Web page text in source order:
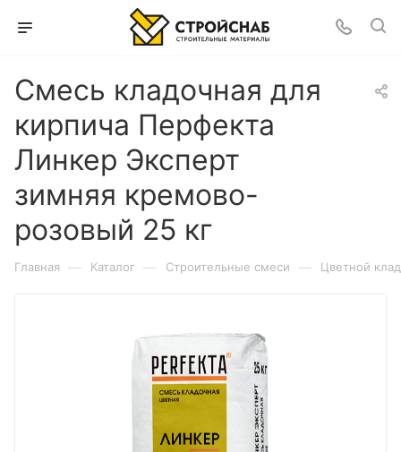
Смесь кладочная для
кирпича Перфекта
Линкер Эксперт
зимняя кремово-
розовый 25 кг
Главная — Каталог — Строительные смеси — Цветной